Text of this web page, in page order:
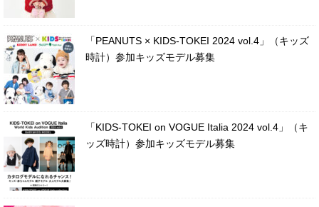
「PEANUTS × KIDS-TOKEI 2024 vol.4」（キッズ
時計）参加キッズモデル募集
「KIDS-TOKEI on VOGUE Italia 2024 vol.4」（キ
ッズ時計）参加キッズモデル募集